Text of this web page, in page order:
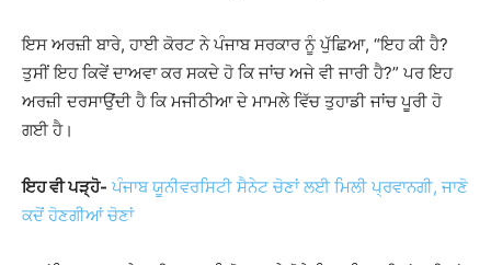
ਇਸ ਅਰਜ਼ੀ ਬਾਰੇ, ਹਾਈ ਕੋਰਟ ਨੇ ਪੰਜਾਬ ਸਰਕਾਰ ਨੂੰ ਪੁੱਛਿਆ, “ਇਹ ਕੀ ਹੈ?
ਤੁਸੀਂ ਇਹ ਕਿਵੇਂ ਦਾਅਵਾ ਕਰ ਸਕਦੇ ਹੋ ਕਿ ਜਾਂਚ ਅਜੇ ਵੀ ਜਾਰੀ ਹੈ?” ਪਰ ਇਹ
ਅਰਜ਼ੀ ਦਰਸਾਉਂਦੀ ਹੈ ਕਿ ਮਜੀਠੀਆ ਦੇ ਮਾਮਲੇ ਵਿੱਚ ਤੁਹਾਡੀ ਜਾਂਚ ਪੂਰੀ ਹੋ
ਗਈ ਹੈ।
ਇਹ ਵੀ ਪੜ੍ਹੋ- ਪੰਜਾਬ ਯੂਨੀਵਰਸਿਟੀ ਸੈਨੇਟ ਚੋਣਾਂ ਲਈ ਮਿਲੀ ਪ੍ਰਵਾਨਗੀ, ਜਾਣੋ
ਕਦੋਂ ਹੋਣਗੀਆਂ ਚੋਣਾਂ